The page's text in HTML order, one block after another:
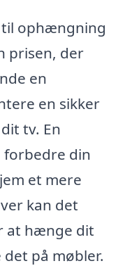
ophængning
prisen, der
en
en sikker
tv. En
din
et mere
kan det
at hænge dit
på møbler.